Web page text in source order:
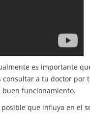
es importante
a tu doctor
buen funcionamiento.
que influya en el